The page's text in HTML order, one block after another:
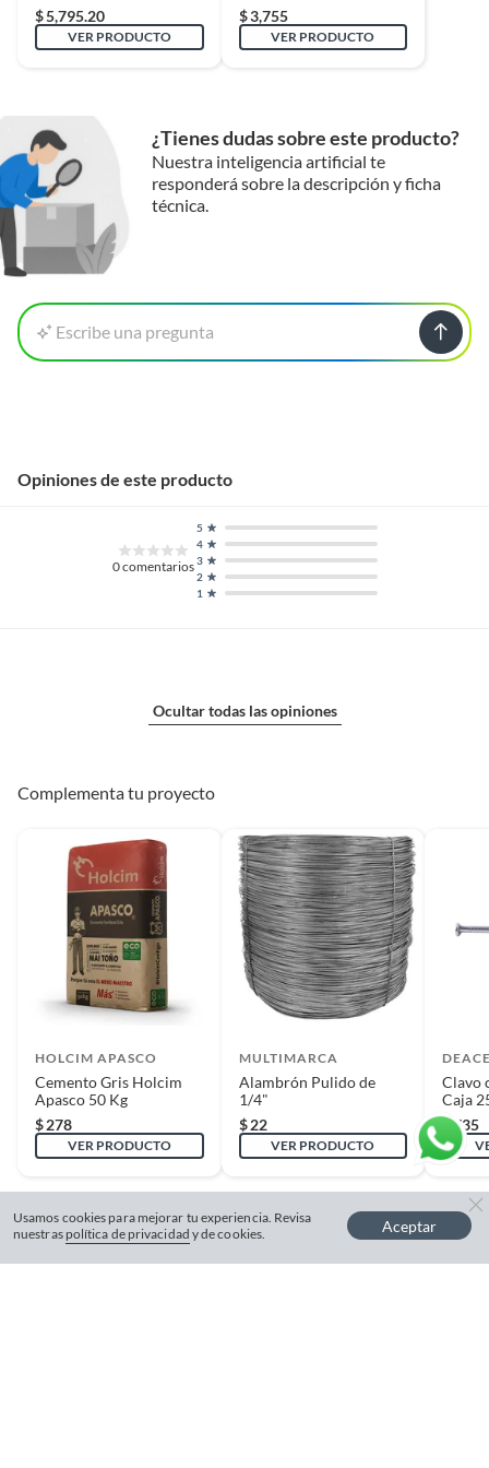
$5,795.20
VER PRODUCTO
$3,755
VER PRODUCTO
¿Tienes dudas sobre este producto?
Nuestra inteligencia artificial te
responderá sobre la descripción y ficha
técnica.
Escribe una pregunta
Opiniones de este producto
0comentarios
1
2
3
4
5
Ocultar todas las opiniones
Complementa tu proyecto
HOLCIM APASCO
Cemento Gris Holcim
Apasco 50 Kg
$278
VER PRODUCTO
MULTIMARCA
Alambrón Pulido de
1/4"
$ 22
VER PRODUCTO
Clavo
Caja
$735
Usamos cookies para mejorar tu experiencia. Revisa
nuestras política de privacidad y de cookies. Aceptar